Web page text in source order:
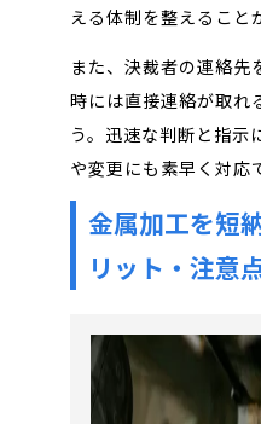
える体制を整えること
また、決裁者の連絡先
時には直接連絡が取れ
う。迅速な判断と指示
や変更にも素早く対応
金属加工を短
リット・注意